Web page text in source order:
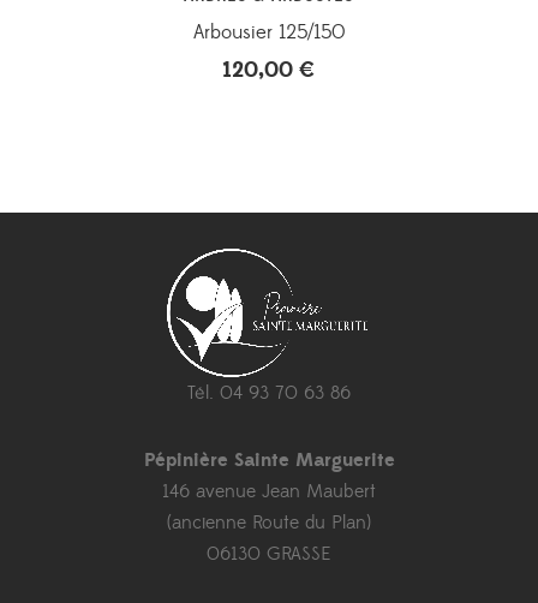
Arbousier 125/150
120,00 €
Tél. 04 93 70 63 86
Pépinière Sainte Marguerite
146 avenue Jean Maubert
(ancienne Route du Plan)
06130 GRASSE